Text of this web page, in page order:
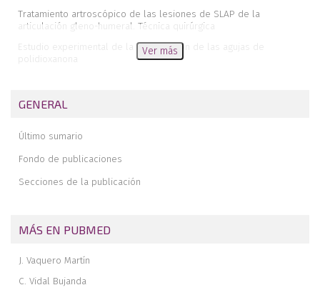
Tratamiento artroscópico de las lesiones de SLAP de la
articulación gleno-humeral. Técnica quirúrgica
Estudio experimental de la degradación de las agujas de
(Estudio multicéntrico)
de una aguja de Paltner
Hora de cambios
Ver más
GENERAL
Último sumario
Fondo de publicaciones
Secciones de la publicación
MÁS EN PUBMED
J. Vaquero Martín
C. Vidal Bujanda